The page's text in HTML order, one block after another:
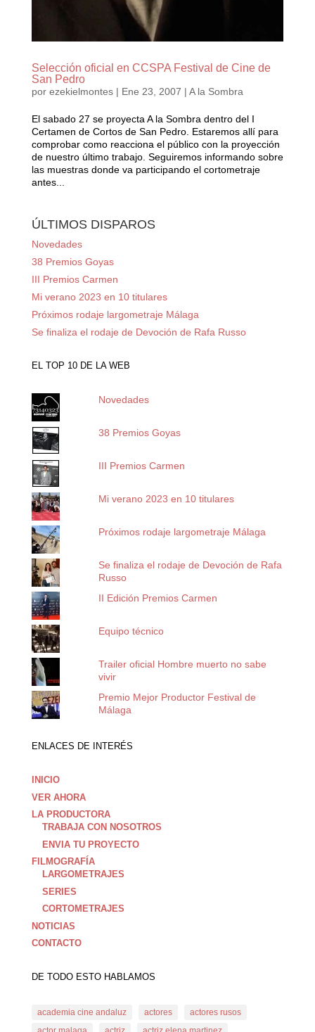
Selección oficial en CCSPA Festival de Cine de
San Pedro
por ezekielmontes| Ene 23, 2007 | A la Sombra
El sabado 27 se proyecta A la Sombra dentro del I
Certamen de Cortos de San Pedro. Estaremos allí para
comprobar como reacciona el público con la proyección
de nuestro último trabajo. Seguiremos informando sobre
las muestras donde va participando el cortometraje
antes...
ÚLTIMOS DISPAROS
Novedades
38 Premios Goyas
III Premios Carmen
Mi verano 2023 en 10 titulares
Próximos rodaje largometraje Málaga
Se finaliza el rodaje de Devoción de Rafa Russo
EL TOP 10 DE LA WEB
Novedades
38 Premios Goyas
III Premios Carmen
Mi verano 2023 en 10 titulares
Próximos rodaje largometraje Málaga
Se finaliza el rodaje de Devoción de Rafa
Russo
II Edición Premios Carmen
Equipo técnico
Trailer oficial Hombre muerto no sabe
vivir
Premio Mejor Productor Festival de
Málaga
ENLACES DE INTERÉS
INICIO
VER AHORA
LA PRODUCTORA
TRABAJA CON NOSOTROS
ENVIA TU PROYECTO
FILMOGRAFÍA
LARGOMETRAJES
SERIES
CORTOMETRAJES
NOTICIAS
CONTACTO
DE TODO ESTO HABLAMOS
academia cine andaluz actores
actores rusos